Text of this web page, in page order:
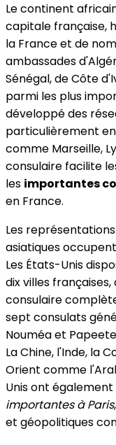
Le continent
capitale française,
la France et de
ambassades
Sénégal, de Côte
parmi les plus
développé des
particulièrement
comme Marseille,
consulaire facilite
les importantes
en France.
Les
asiatiques
Les États-Unis
dix villes
consulaire
sept consulats
Nouméa et
La Chine, l'Inde, la
Orient comme
Unis ont
importantes à Paris
et géopolitiques